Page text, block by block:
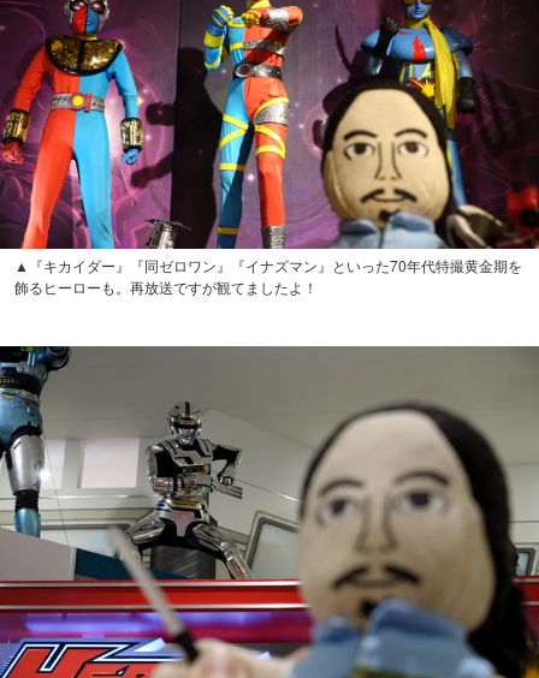
▲『キカイダー』『同ゼロワン』『イナズマン』といった70年代特撮黄金期を
飾るヒーローも。再放送ですが観てましたよ！